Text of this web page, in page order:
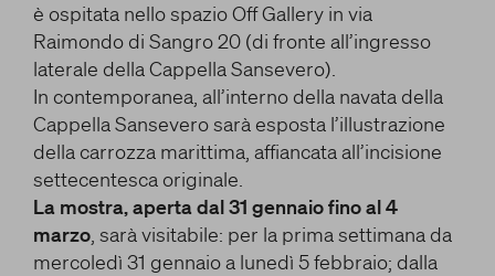
Cookie strettamente necessari
Cookie di analisi
Cookies di marketing
è ospitata nello spazio Off Gallery in via
Raimondo di Sangro 20 (di fronte all’ingresso
laterale della Cappella Sansevero).
In contemporanea, all’interno della navata della
Cappella Sansevero sarà esposta l’illustrazione
della carrozza marittima, affiancata all’incisione
settecentesca originale.
La mostra, aperta dal 31 gennaio fino al 4
marzo, sarà visitabile: per la prima settimana da
mercoledì 31 gennaio a lunedì 5 febbraio; dalla